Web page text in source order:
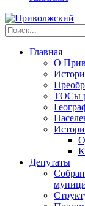
Главная
О
ТОСы
Депутаты